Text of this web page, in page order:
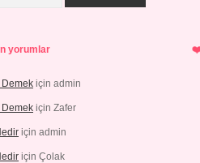
yorumlar
için admin
için Zafer
için admin
için Çolak